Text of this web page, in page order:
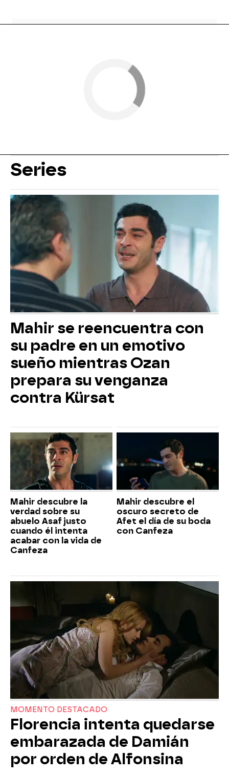
Series
Mahir se reencuentra con
su padre en un emotivo
sueño mientras Ozan
prepara su venganza
contra Kürsat
Mahir descubre la
verdad sobre su
abuelo Asaf justo
cuando él intenta
acabar con la vida de
Canfeza
Mahir descubre el
oscuro secreto de
Afet el día de su boda
con Canfeza
MOMENTO DESTACADO
Florencia intenta quedarse
embarazada de Damián
por orden de Alfonsina